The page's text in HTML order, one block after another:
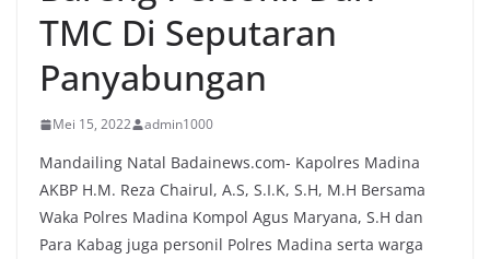
TMC Di Seputaran
Panyabungan
Mei 15, 2022 admin1000
Mandailing Natal Badainews.com- Kapolres Madina
AKBP H.M. Reza Chairul, A.S, S.I.K, S.H, M.H Bersama
Waka Polres Madina Kompol Agus Maryana, S.H dan
Para Kabag juga personil Polres Madina serta warga